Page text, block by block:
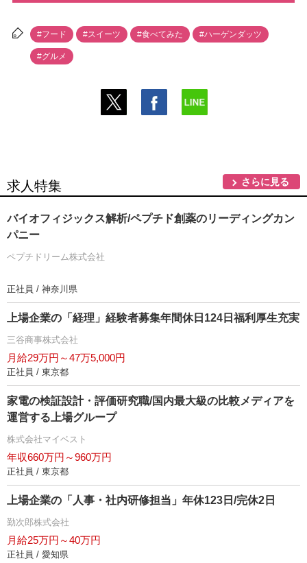
#フード #スイーツ #食べてみた #ハーゲンダッツ
#グルメ
求人特集 さらに見る
バイオフィジックス解析/ペプチド創薬のリーディングカン
パニー
ペプチドリーム株式会社
正社員 / 神奈川県
上場企業の「経理」経験者募集年間休日124日福利厚生充実
三谷商事株式会社
月給29万円～47万5,000円
正社員 / 東京都
家電の検証設計・評価研究職/国内最大級の比較メディアを
運営する上場グループ
株式会社マイベスト
年収660万円～960万円
正社員 / 東京都
上場企業の「人事・社内研修担当」年休123日/完休2日
勤次郎株式会社
月給25万円～40万円
正社員 / 愛知県